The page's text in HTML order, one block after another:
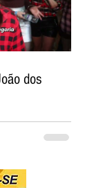
dos